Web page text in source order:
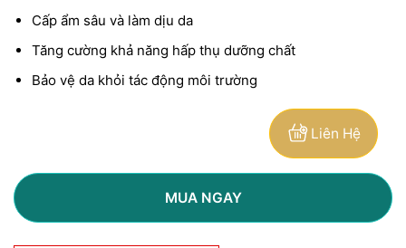
Cấp ẩm sâu và làm dịu da
Tăng cường khả năng hấp thụ dưỡng chất
Bảo vệ da khỏi tác động môi trường
Liên Hệ
MUA NGAY